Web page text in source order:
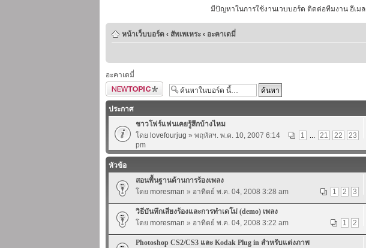
มีปัญหาในการใช้งานเวบบอร์ด ติดต่อทีมงาน อีเมล
หน้าเว็บบอร์ด ‹ สัพเพเหระ ‹ อะคาเดมี่
อะคาเดมี่
ตั้งกระทู้ใหม่
ประกาศ
ชาวโฟร์แฟนเคยรู้สึกบ้างไหม
1
... 21 22 23
โดย lovefourjug » พฤหัสฯ. พ.ค. 10, 2007 6:14
pm
หัวข้อ
สอนพื้นฐานด้านการร้องเพลง
1
2 3
โดย moresman » อาทิตย์ พ.ค. 04, 2008 3:28 am
วิธีบันทึกเสียงร้องและการทำเดโม่ (demo) เพลง
1
2
โดย moresman » อาทิตย์ พ.ค. 04, 2008 3:22 am
Photoshop CS2/CS3 และ Kodak Plug in สำหรับแต่งภาพ